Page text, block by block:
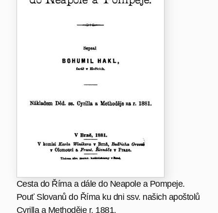
Cesta do Říma a dále do Neapole a Pompeje.
Pouť Slovanů do Říma ku dni ssv. našich apoštolů
Cyrilla a Methoděje r. 1881.